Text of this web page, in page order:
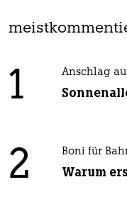
1 Anschlag
2 Boni für
Warum